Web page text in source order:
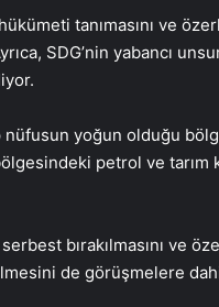
tanımasını ve
SDG’nin yabancı
nüfusun yoğun olduğu
petrol ve tarım
bırakılmasını ve
de görüşmelere